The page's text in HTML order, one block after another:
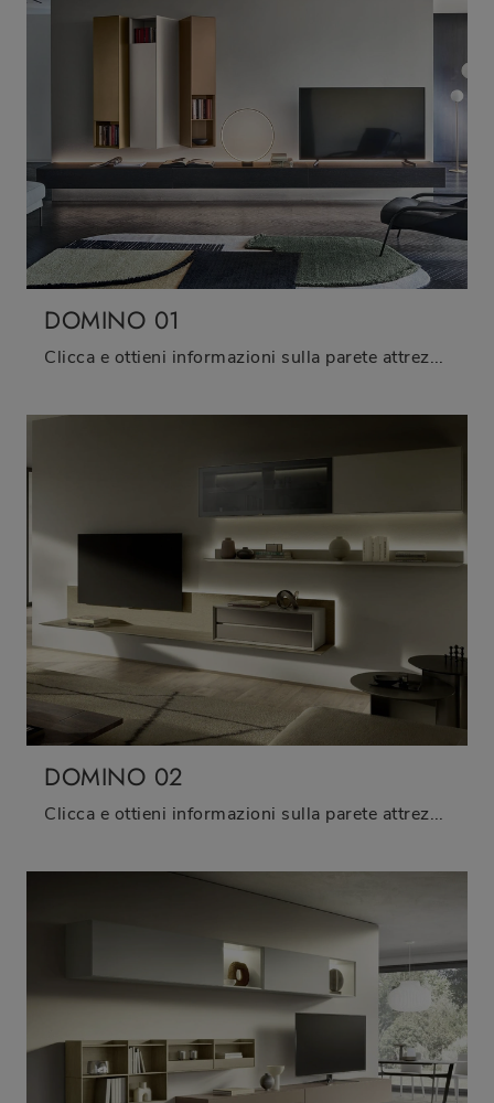
DOMINO 01
Clicca e ottieni informazioni sulla parete attrezzata Domino 01 dell'azienda Sangiacomo: è la soluzione dalle linee moderne ideale per te.
DOMINO 02
Clicca e ottieni informazioni sulla parete attrezzata Domino 02 del marchio Sangiacomo: è la soluzione dalle linee moderne ideale per te.